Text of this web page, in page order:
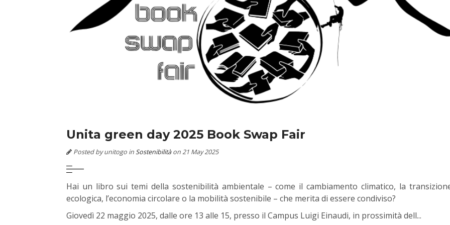
Unita green day 2025 Book Swap Fair
Posted by unitogo inSostenibilitàon 21 May 2025
Hai un libro sui temi della sostenibilità ambientale – come il cambiamento climatico, la
ecologica, l’economia circolare o la mobilità sostenibile – che merita di essere condiviso?
Giovedì 22 maggio 2025, dalle ore 13 alle 15, presso il Campus Luigi Einaudi, in prossimità dell...